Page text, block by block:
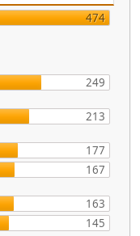
474
249
213
177
167
163
145